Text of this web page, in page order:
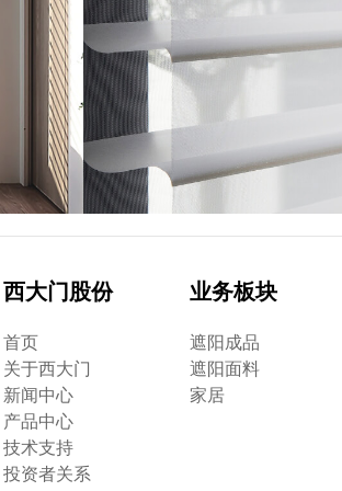
西大门股份
首页
关于西大门
新闻中心
产品中心
技术支持
投资者关系
业务板块
遮阳成品
遮阳面料
家居